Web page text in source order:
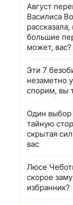
Август
Василиса
большие
может, вас?
Эти 7
незаметно
спорим, вы
Один выбор
тайную
скрытая
вас
Люсе
скорое
избранник?